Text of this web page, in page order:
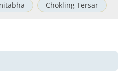
Chokling Tersar